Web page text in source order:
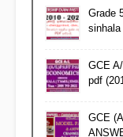
Grade
GCE
pdf
GCE